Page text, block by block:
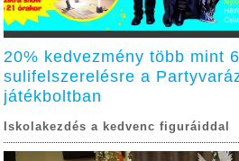
20% kedvezmény több mint
sulifelszerelésre a
játékboltban
Iskolakezdés a kedvenc figuráiddal